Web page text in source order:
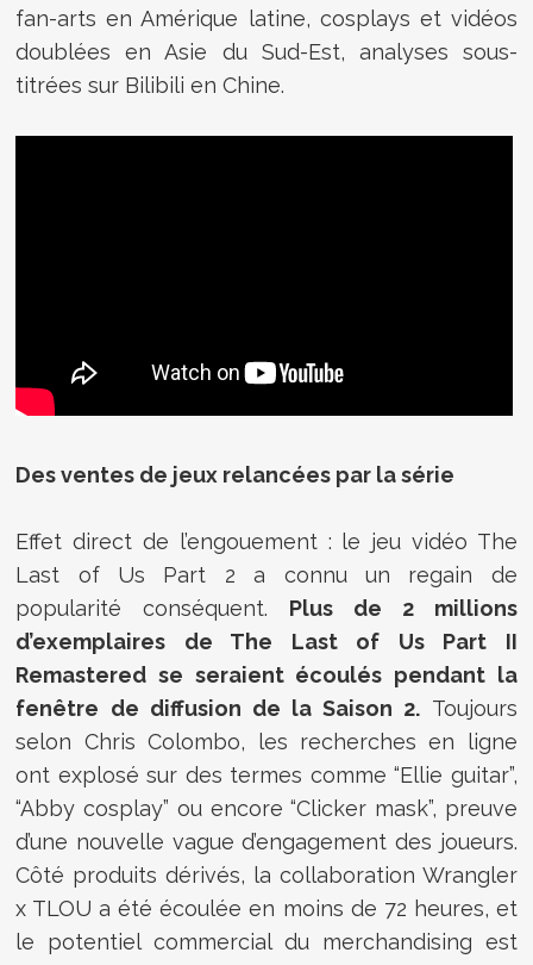
fan-arts en Amérique latine, cosplays et vidéos
doublées en Asie du Sud-Est, analyses sous-
titrées sur Bilibili en Chine.
Des ventes de jeux relancées par la série
Effet direct de l’engouement : le jeu vidéo The
Last of Us Part 2 a connu un regain de
popularité conséquent. Plus de 2 millions
d’exemplaires de The Last of Us Part II
Remastered se seraient écoulés pendant la
fenêtre de diffusion de la Saison 2. Toujours
selon Chris Colombo, les recherches en ligne
ont explosé sur des termes comme “Ellie guitar”,
“Abby cosplay” ou encore “Clicker mask”, preuve
d’une nouvelle vague d’engagement des joueurs.
Côté produits dérivés, la collaboration Wrangler
x TLOU a été écoulée en moins de 72 heures, et
le potentiel commercial du merchandising est